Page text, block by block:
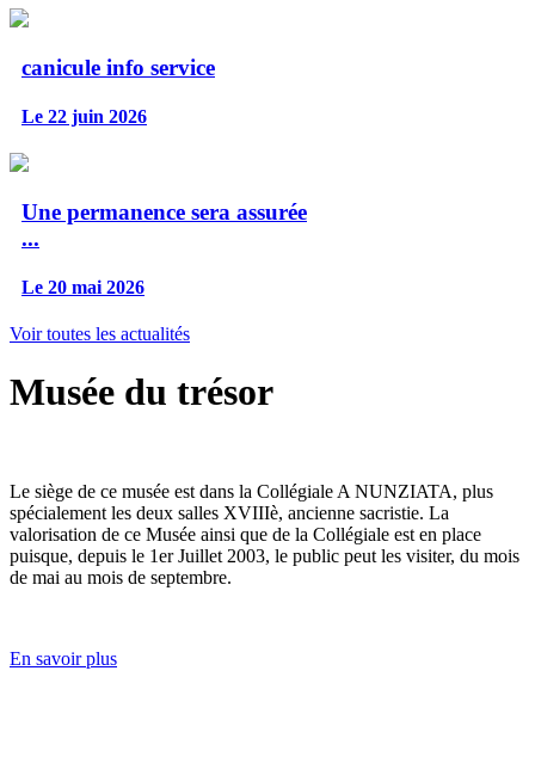
canicule info service
Le 22 juin 2026
Une permanence sera assurée
...
Le 20 mai 2026
Voir toutes les actualités
Musée du trésor
Le siège de ce musée est dans la Collégiale A NUNZIATA, plus
spécialement les deux salles XVIIIè, ancienne sacristie. La
valorisation de ce Musée ainsi que de la Collégiale est en place
puisque, depuis le 1er Juillet 2003, le public peut les visiter, du mois
de mai au mois de septembre.
En savoir plus